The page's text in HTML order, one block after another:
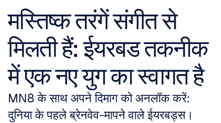
मस्तिष्क तरंगें संगीत से
मिलती हैं: ईयरबड तकनीक
में एक नए युग का स्वागत है
MN8 के साथ अपने दिमाग को अनलॉक करें:
दुनिया के पहले ब्रेनवेव-मापने वाले ईयरबड्स।